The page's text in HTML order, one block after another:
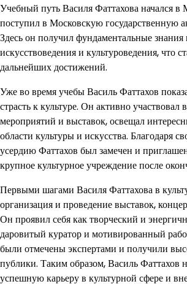
Учебный путь Василя Фаттахова начался в
поступил в Московскую государственную
Здесь он получил фундаментальные знания
искусствоведения и культуроведения, что
дальнейших достижений.
Уже во время учебы Василь Фаттахов
страсть к культуре. Он активно участвовал
мероприятий и выставок, освещал
области культуры и искусства. Благодаря
усердию Фаттахов был замечен и
крупное культурное учреждение после
Первыми шагами Василя Фаттахова в
организация и проведение выставок,
Он проявил себя как творческий и
даровитый куратор и мотивированный
были отмечены экспертами и получили
публики. Таким образом, Василь Фаттахов
успешную карьеру в культурной сфере и